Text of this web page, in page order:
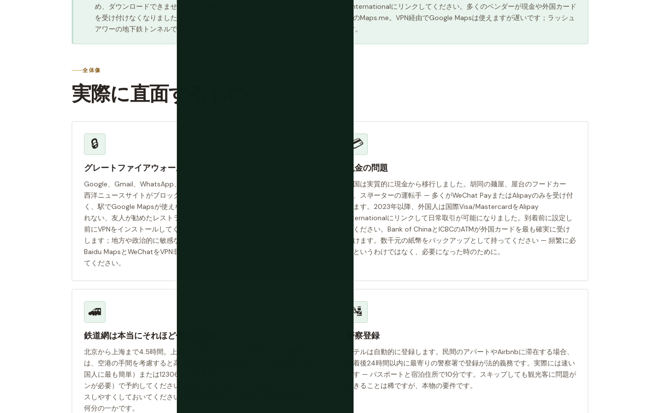
め、ダウンロードできません。
— VisaまたはMastercardをAlipay Internationalにリンクしてください。多くのベンダーが現金や外国カード
を受け付けなくなりました。
— 特定の都市向けのMaps.me。VPN経由でGoogle Mapsは使えますが遅いです；ラッシュ
アワーの地下鉄トンネルでVPNが途切れた時のオフラインのバックアップが重要です。
全体像
実際に直面するもの
🔒
グレートファイアウォール
Google、Gmail、WhatsApp、Instagram、Facebook、およびほとんどの
西洋ニュースサイトがブロックされています。これは小さな不便ではな
く、駅でGoogle Mapsが使えない、ホテルにWhatsAppでメッセージを送
れない、友人が勧めたレストランを調べられないことを意味します。到着
前にVPNをインストールしてください。現地では大都市でVPNはよく機能
します；地方や政治的に敏感な時期には不安定になることがあります。
Baidu MapsとWeChatをVPN非依存のバックアップとしてダウンロードし
てください。
💳
現金の問題
中国は実質的に現金から移行しました。胡同の麺屋、屋台のフードカー
ト、ス쿠ーターの運転手 — 多くがWeChat PayまたはAlipayのみを受け付
けます。2023年以降、外国人は国際Visa/MastercardをAlipay
Internationalにリンクして日常取引が可能になりました。到着前に設定し
てください。Bank of ChinaとICBCのATMが外国カードを最も確実に受け
付けます。数千元の紙幣をバックアップとして持ってください — 頻繁に必
要というわけではなく、必要になった時のために。
🚄
鉄道網は本当にそれほど優れている
北京から上海まで4.5時間。上海から杭州まで45分。5時間以内の移動で
は、空港の手間を考慮すると高速鉄道が飛行機に勝ります。Trip.com（外
国人に最も簡単）または12306.cn（手数料なし、いくつかのナビゲーショ
ンが必要）で予約してください。乗車にはパスポートが必要です — アクセ
スしやすくしておいてください。2等席は滑らかで快適で、1等席の価格の
何分の一かです。
🛂
警察登録
ホテルは自動的に登録します。民間のアパートやAirbnbに滞在する場合、
到着後24時間以内に最寄りの警察署で登録が法的義務です。実際には速い
です — パスポートと宿泊住所で10分です。スキップしても観光客に問題が
起きることは稀ですが、本物の要件です。